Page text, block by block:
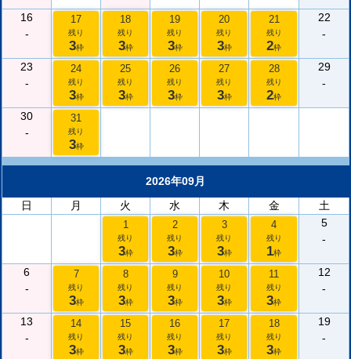
16
-
17
残り
3枠
18
残り
3枠
19
残り
3枠
20
残り
3枠
21
残り
2枠
22
-
23
-
24
残り
3枠
25
残り
3枠
26
残り
3枠
27
残り
3枠
28
残り
2枠
29
-
30
-
31
残り
3枠
2026年09月
日
月 火 水 木 金 土
1
残り
3枠
2
残り
3枠
3
残り
3枠
4
残り
1枠
5
-
6
-
7
残り
3枠
8
残り
3枠
9
残り
3枠
10
残り
3枠
11
残り
3枠
12
-
13
-
14
残り
3枠
15
残り
3枠
16
残り
3枠
17
残り
3枠
18
残り
3枠
19
-